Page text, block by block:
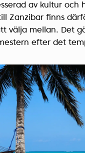
av kultur och
Zanzibar finns
välja mellan. Det
efter det